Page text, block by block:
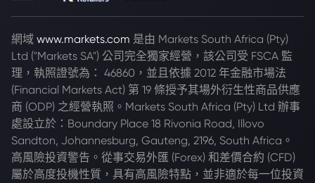
網域 www.markets.com 是由 Markets South Africa (Pty)
Ltd ("Markets SA") 公司完全獨家經營，該公司受 FSCA 監
理，執照證號為： 46860，並且依據 2012 年金融市場法
(Financial Markets Act) 第 19 條授予其場外衍生性商品供應
商 (ODP) 之經營執照。Markets South Africa (Pty) Ltd 辦事
處設立於：Boundary Place 18 Rivonia Road, Illovo
Sandton, Johannesburg, Gauteng, 2196, South Africa。
高風險投資警告。從事交易外匯 (Forex) 和差價合約 (CFD)
屬於高度投機性質，具有高風險特點，並非適於每一位投資